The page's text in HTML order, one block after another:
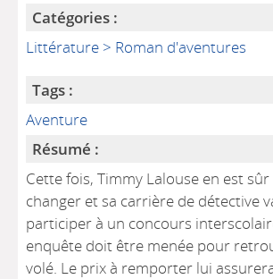
Catégories :
Littérature > Roman d'aventures
Tags :
Aventure
Résumé :
Cette fois, Timmy Lalouse en est sûr
changer et sa carrière de détective
participer à un concours
enquête doit être menée pour
volé. Le prix à remporter lui